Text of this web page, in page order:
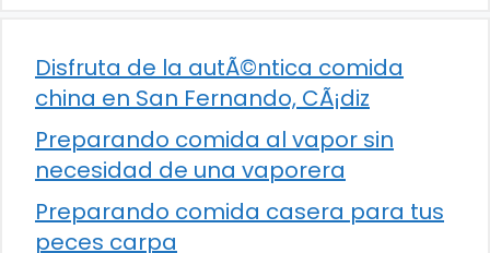
Disfruta de la autÃ©ntica comida
china en San Fernando, CÃ¡diz
Preparando comida al vapor sin
necesidad de una vaporera
Preparando comida casera para tus
peces carpa